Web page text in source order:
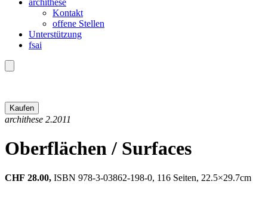
Kontakt
offene Stellen
Unterstützung
fsai
archithese 2.2011
Oberflächen / Surfaces
CHF 28.00, ISBN 978-3-03862-198-0, 116 Seiten, 22.5×29.7cm